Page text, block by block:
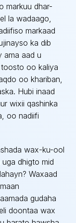
markuu dhar-
la wadaago,
markaad
ka dib
ama aad u
oo kaliya
oo khariban,
Hubi inaad
wixii qashinka
oo nadiifi
wax-ku-ool
dhigto mid
Waxaad
gudaha
doontaa wax